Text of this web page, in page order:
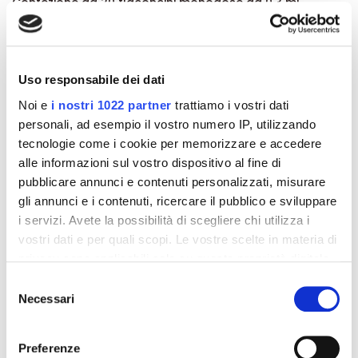
Uso responsabile dei dati
Noi e i nostri 1022 partner trattiamo i vostri dati
personali, ad esempio il vostro numero IP, utilizzando
tecnologie come i cookie per memorizzare e accedere
alle informazioni sul vostro dispositivo al fine di
pubblicare annunci e contenuti personalizzati, misurare
gli annunci e i contenuti, ricercare il pubblico e sviluppare
i servizi. Avete la possibilità di scegliere chi utilizza i
vostri dati e per quali scopi. Le vostre scelte in materia di
modificare o revocare il proprio consenso in qualsiasi
momento dalla Dichiarazione sui cookie o facendo clic
delNecessari
Preferenze
Recensioni
Altri prodotti che potrebbero
interessarti